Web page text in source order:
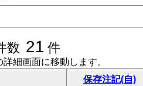
数 21 件
細画面に移動します。
保存注記(自)